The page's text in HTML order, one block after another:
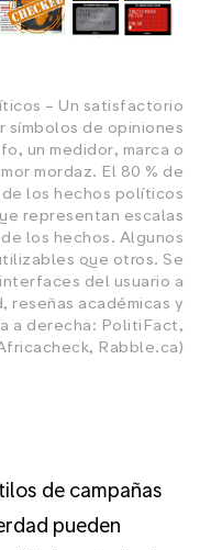
– Un satisfactorio
símbolos de opiniones
un medidor, marca o
mordaz. El 80 % de
los hechos políticos
representan escalas
los hechos. Algunos
que otros. Se
del usuario a
reseñas académicas y
a derecha: PolitiFact,
Rabble.ca)
de campañas
pueden